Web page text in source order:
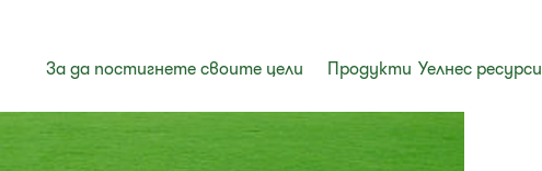
За да постигнете своите цели Продукти Уелнес ресурси